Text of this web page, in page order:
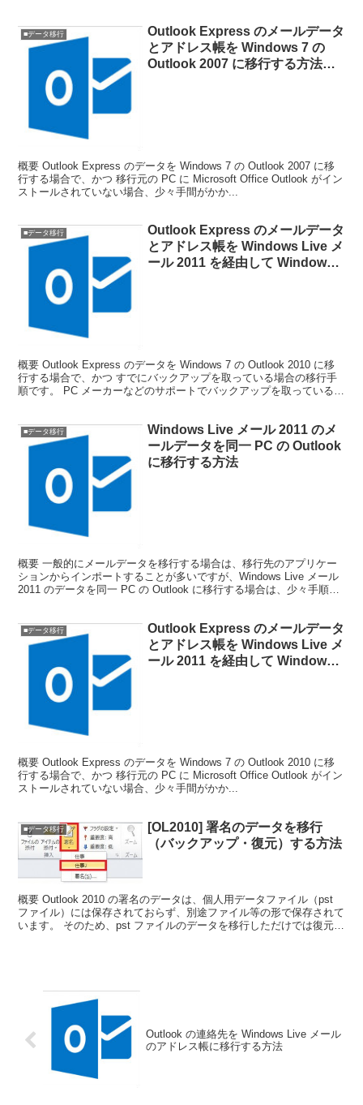
■データ移行
Outlook Express のメールデータ
とアドレス帳を Windows 7 の
Outlook 2007 に移行する方法
概要 Outlook Express のデータを Windows 7 の Outlook 2007 に移
行する場合で、かつ 移行元の PC に Microsoft Office Outlook がイン
ストールされていない場合、少々手間がかか...
■データ移行
Outlook Express のメールデータ
とアドレス帳を Windows Live メ
ール 2011 を経由して Windows 7
概要 Outlook Express のデータを Windows 7 の Outlook 2010 に移
行する場合で、かつ すでにバックアップを取っている場合の移行手
順です。 PC メーカーなどのサポートでバックアップを取っている場
■データ移行
Windows Live メール 2011 のメ
ールデータを同一 PC の Outlook
に移行する方法
概要 一般的にメールデータを移行する場合は、移行先のアプリケー
ションからインポートすることが多いですが、Windows Live メール
2011 のデータを同一 PC の Outlook に移行する場合は、少々手順が
■データ移行
Outlook Express のメールデータ
とアドレス帳を Windows Live メ
ール 2011 を経由して Windows 7
概要 Outlook Express のデータを Windows 7 の Outlook 2010 に移
行する場合で、かつ 移行元の PC に Microsoft Office Outlook がイン
ストールされていない場合、少々手間がかか...
■データ移行
[OL2010] 署名のデータを移行
（バックアップ・復元）する方法
概要 Outlook 2010 の署名のデータは、個人用データファイル（pst
ファイル）には保存されておらず、別途ファイル等の形で保存されて
います。 そのため、pst ファイルのデータを移行しただけでは復元で
Outlook の連絡先を Windows Live メール
のアドレス帳に移行する方法